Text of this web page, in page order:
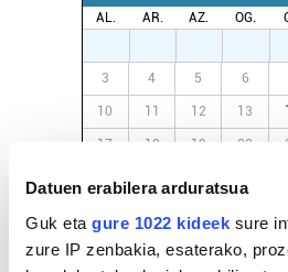
Datuen erabilera arduratsua
Guk eta gure 1022 kideek sure
zure IP zenbakia, esaterako,
AL. AR. AZ. OG.
3 4 5 6
10 11 12 13
17 18 19 20